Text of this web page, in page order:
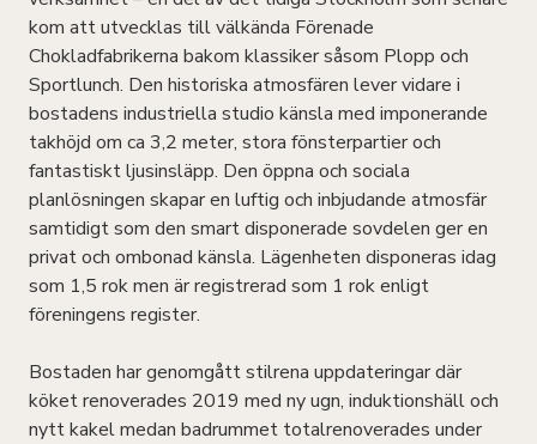
kom att utvecklas till välkända Förenade
Chokladfabrikerna bakom klassiker såsom Plopp och
Sportlunch. Den historiska atmosfären lever vidare i
bostadens industriella studio känsla med imponerande
takhöjd om ca 3,2 meter, stora fönsterpartier och
fantastiskt ljusinsläpp. Den öppna och sociala
planlösningen skapar en luftig och inbjudande atmosfär
samtidigt som den smart disponerade sovdelen ger en
privat och ombonad känsla. Lägenheten disponeras idag
som 1,5 rok men är registrerad som 1 rok enligt
föreningens register.
Bostaden har genomgått stilrena uppdateringar där
köket renoverades 2019 med ny ugn, induktionshäll och
nytt kakel medan badrummet totalrenoverades under